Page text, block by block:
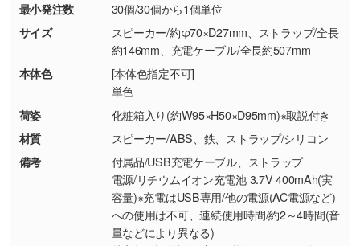
DIC・PANTONEなどのカラーチップの指定や、
現物支給による色指定も承っております。→詳
・背景がある画像からキャラクター部分だけを
使いたいです
シンプルな背景のデータや、使いたいキャラク
ター部分の輪郭がはっきりしているデータは切
り抜き処理が可能です。→詳しく見る
・持っているデータの背景が足りない／塗り足
しの作り方が分からない
・お客様の元で商品を加工された場合、または
商品が破損した場合
・商品到着後7日以上経過している場合
・お客様のご都合による返品・交換依頼(商
品・色・数量などの注文間違い等)
最小発注数
30個/30個から1個単位
サイズ
スピーカー/約φ70×D27mm、ストラップ/全長
約146mm、充電ケーブル/全長約507mm
本体色
[本体色指定不可]
単色
荷姿
化粧箱入り(約W95×H50×D95mm)※取説付き
材質
スピーカー/ABS、鉄、ストラップ/シリコン
備考
付属品/USB充電ケーブル、ストラップ
電源/リチウムイオン充電池 3.7V 400mAh(実
容量)※充電はUSB専用/他の電源(AC電源など)
への使用は不可、連続使用時間/約2～4時間(音
量などにより異なる)